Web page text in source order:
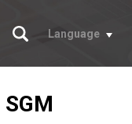
Buscar
Language
SGM